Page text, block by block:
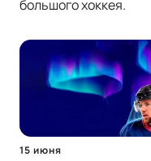
большого хоккея.
15 июня